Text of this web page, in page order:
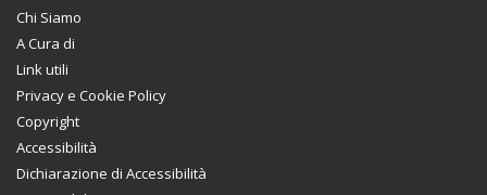
Chi Siamo
A Cura di
Link utili
Privacy e Cookie Policy
Copyright
Accessibilità
Dichiarazione di Accessibilità